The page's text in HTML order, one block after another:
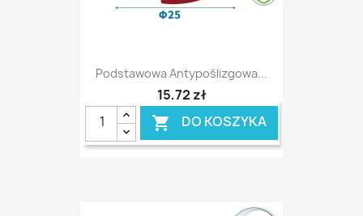
Podstawowa Antypoślizgowa...
15,72 zł
 DO KOSZYKA